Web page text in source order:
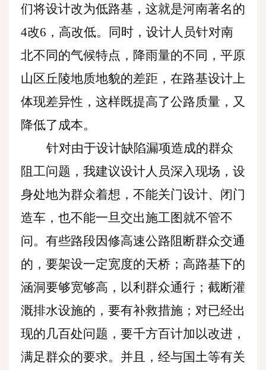
们将设计改为低路基，这就是河南著名的
4改6，高改低。同时，设计人员针对南
北不同的气候特点，降雨量的不同，平原
山区丘陵地质地貌的差距，在路基设计上
体现差异性，这样既提高了公路质量，又
降低了成本。
针对由于设计缺陷漏项造成的群众
阻工问题，我建议设计人员深入现场，设
身处地为群众着想，不能关门设计、闭门
造车，也不能一旦交出施工图就不管不
问。有些路段因修高速公路阻断群众交通
的，要架设一定宽度的天桥；高路基下的
涵洞要够宽够高，以利群众通行；截断灌
溉排水设施的，要有补救措施；对已经出
现的几百处问题，要千方百计加以改进，
满足群众的要求。并且，经与国土等有关